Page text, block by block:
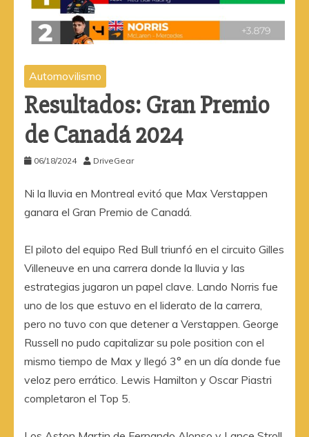
Automovilismo
Resultados: Gran Premio
de Canadá 2024
06/18/2024 DriveGear
Ni la lluvia en Montreal evitó que Max Verstappen
ganara el Gran Premio de Canadá.
El piloto del equipo Red Bull triunfó en el circuito Gilles
Villeneuve en una carrera donde la lluvia y las
estrategias jugaron un papel clave. Lando Norris fue
uno de los que estuvo en el liderato de la carrera,
pero no tuvo con que detener a Verstappen. George
Russell no pudo capitalizar su pole position con el
mismo tiempo de Max y llegó 3° en un día donde fue
veloz pero errático. Lewis Hamilton y Oscar Piastri
completaron el Top 5.